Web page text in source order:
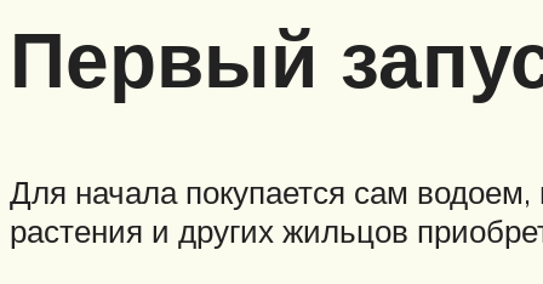
Первый
Для начала покупается сам
растения и других жильцов